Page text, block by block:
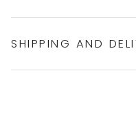
klassischer Pyjama
SHIPPING AND